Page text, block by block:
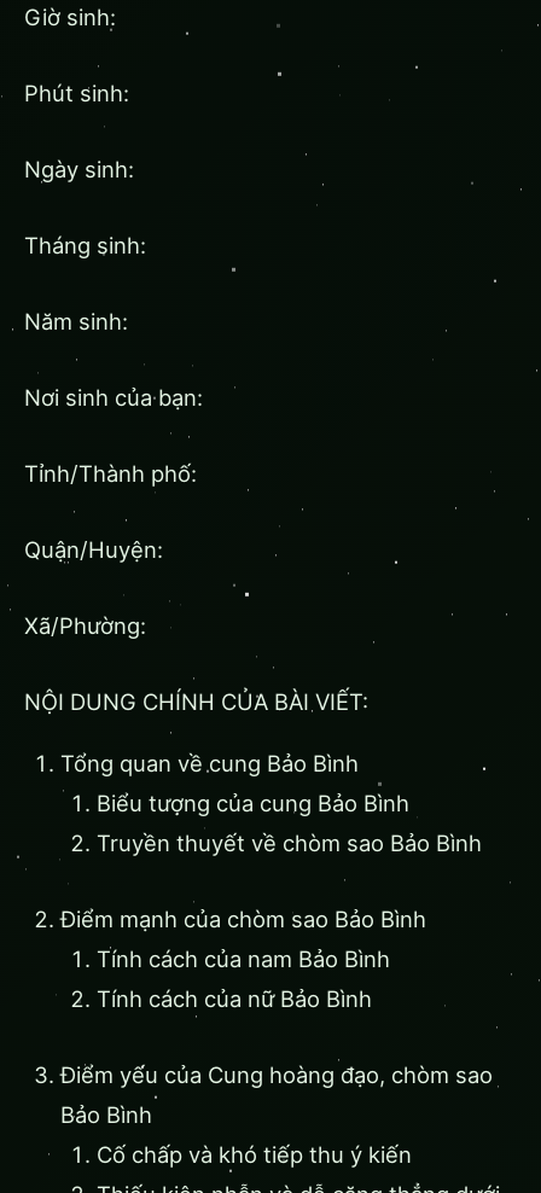
Giờ sinh:
Phút sinh:
Ngày sinh:
Tháng sinh:
Năm sinh:
Nơi sinh của bạn:
Tỉnh/Thành phố:
Quận/Huyện:
Xã/Phường:
NỘI DUNG CHÍNH CỦA BÀI VIẾT:
Tổng quan về cung Bảo Bình
Biểu tượng của cung Bảo Bình
Truyền thuyết về chòm sao Bảo Bình
Điểm mạnh của chòm sao Bảo Bình
Tính cách của nam Bảo Bình
Tính cách của nữ Bảo Bình
Điểm yếu của Cung hoàng đạo, chòm sao
Bảo Bình
Cố chấp và khó tiếp thu ý kiến